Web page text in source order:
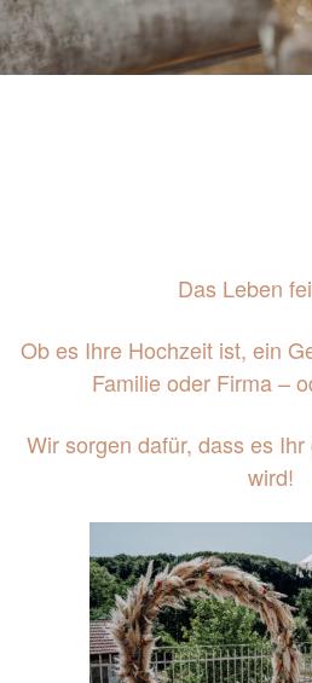
FEIERN | HOCHZEIT
EVENTS
TISCH RESERVIEREN
Das Leben
Ob es Ihre Hochzeit ist, ein
Familie oder Firma –
Wir sorgen dafür, dass es
wird!